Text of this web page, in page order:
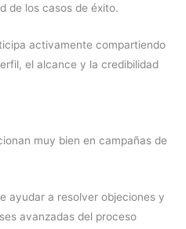
de los casos de éxito.
activamente compartiendo
el alcance y la credibilidad
muy bien en campañas de
ayudar a resolver objeciones y
avanzadas del proceso